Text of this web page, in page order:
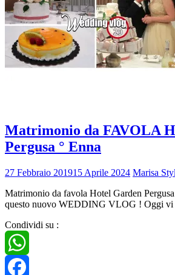
Matrimonio da FAVOLA
Pergusa ° Enna
27 Febbraio 201915 Aprile 2024 Marisa
Matrimonio da favola Hotel Garden
questo nuovo WEDDING VLOG ! Oggi
Condividi su :
WhatsApp